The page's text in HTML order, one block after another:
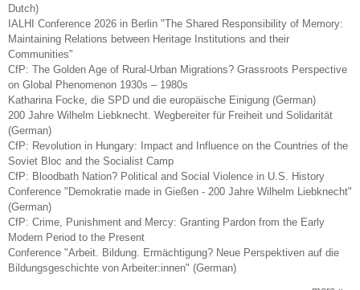
Dutch)
IALHI Conference 2026 in Berlin "The Shared Responsibility of Memory:
Maintaining Relations between Heritage Institutions and their
Communities"
CfP: The Golden Age of Rural-Urban Migrations? Grassroots Perspective
on Global Phenomenon 1930s – 1980s
Katharina Focke, die SPD und die europäische Einigung (German)
200 Jahre Wilhelm Liebknecht. Wegbereiter für Freiheit und Solidarität
(German)
CfP: Revolution in Hungary: Impact and Influence on the Countries of the
Soviet Bloc and the Socialist Camp
CfP: Bloodbath Nation? Political and Social Violence in U.S. History
Conference "Demokratie made in Gießen - 200 Jahre Wilhelm Liebknecht"
(German)
CfP: Crime, Punishment and Mercy: Granting Pardon from the Early
Modern Period to the Present
Conference "Arbeit. Bildung. Ermächtigung? Neue Perspektiven auf die
Bildungsgeschichte von Arbeiter:innen" (German)